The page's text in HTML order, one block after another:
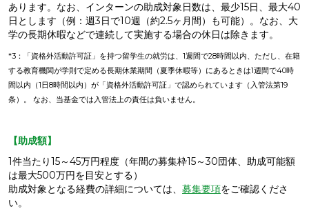
あります。なお、インターンの助成対象日数は、最少15日、最大40
日とします（例：週3日で10週（約2.5ヶ月間）も可能）。なお、大
学の長期休暇などで連続して実施する場合の休日は除きます。
*3：「資格外活動許可証」を持つ留学生の就労は、1週間で28時間以内、ただし、在籍
する教育機関が学則で定める長期休業期間（夏季休暇等）にあるときは1週間で40時
間以内（1日8時間以内）が「資格外活動許可証」で認められています（入管法第19
条）。 なお、当基金では入管法上の責任は負いません。
【助成額】
1件当たり15～45万円程度（年間の募集枠15～30団体、助成可能額
は最大500万円を目安とする）
助成対象となる経費の詳細については、 募集要項をご確認くださ
い。